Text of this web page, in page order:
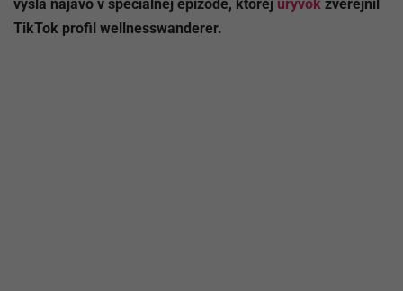
vyšla najavo v špeciálnej epizóde, ktorej úryvok zverejnil
TikTok profil wellnesswanderer.